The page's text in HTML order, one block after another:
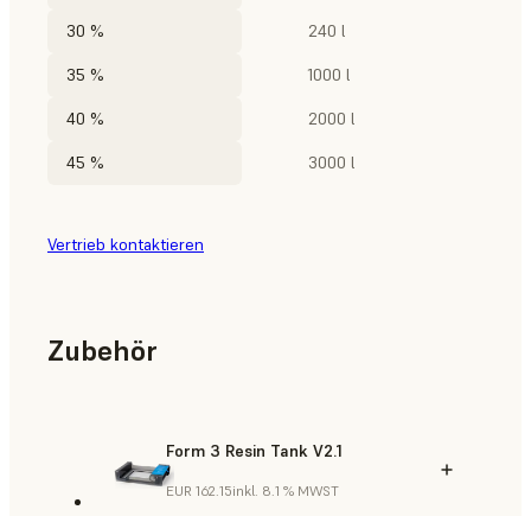
30 % 240 l
35 % 1000 l
40 % 2000 l
45 % 3000 l
Vertrieb kontaktieren
Zubehör
Form 3 Resin Tank V2.1
EUR 162.15inkl. 8.1 % MWST